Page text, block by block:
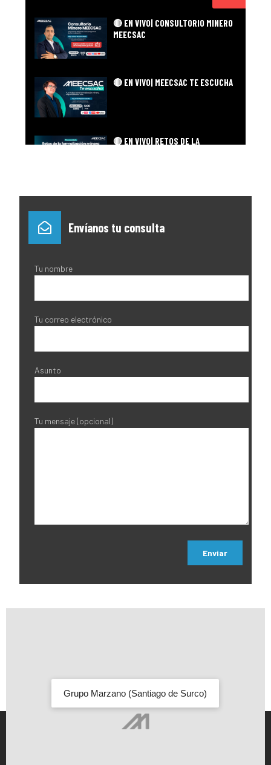
🔴 EN VIVO| CONSULTORIO MINERO
MEECSAC
🔴 EN VIVO| MEECSAC TE ESCUCHA
🔴 EN VIVO| RETOS DE LA
Envíanos tu consulta
Tu nombre
Tu correo electrónico
Asunto
Tu mensaje (opcional)
Enviar
Grupo Marzano (Santiago de Surco)